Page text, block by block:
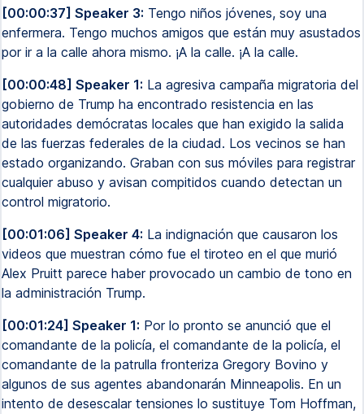
[00:00:37] Speaker 3: Tengo niños jóvenes, soy una
enfermera. Tengo muchos amigos que están muy asustados
por ir a la calle ahora mismo. ¡A la calle. ¡A la calle.
[00:00:48] Speaker 1: La agresiva campaña migratoria del
gobierno de Trump ha encontrado resistencia en las
autoridades demócratas locales que han exigido la salida
de las fuerzas federales de la ciudad. Los vecinos se han
estado organizando. Graban con sus móviles para registrar
cualquier abuso y avisan compitidos cuando detectan un
control migratorio.
[00:01:06] Speaker 4: La indignación que causaron los
videos que muestran cómo fue el tiroteo en el que murió
Alex Pruitt parece haber provocado un cambio de tono en
la administración Trump.
[00:01:24] Speaker 1: Por lo pronto se anunció que el
comandante de la policía, el comandante de la policía, el
comandante de la patrulla fronteriza Gregory Bovino y
algunos de sus agentes abandonarán Minneapolis. En un
intento de desescalar tensiones lo sustituye Tom Hoffman,